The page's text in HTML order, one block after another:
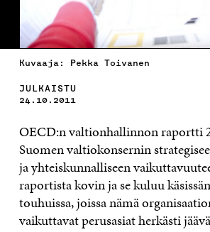
Kuvaaja: Pekka Toivanen
JULKAISTU
24.10.2011
OECD:n valtionhallinnon raportti
Suomen valtiokonsernin
ja yhteiskunnalliseen
raportista kovin ja se kuluu
touhuissa, joissa nämä
vaikuttavat perusasiat herkästi